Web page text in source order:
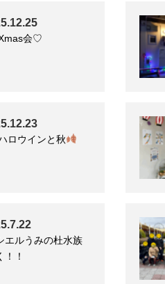
会♡
ロウインと秋
エルうみの杜水族
！！